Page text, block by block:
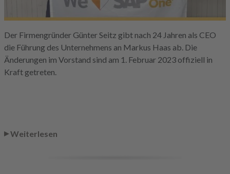
Der Firmengründer Günter Seitz gibt nach 24 Jahren als CEO
die Führung des Unternehmens an Markus Haas ab. Die
Änderungen im Vorstand sind am 1. Februar 2023 offiziell in
Kraft getreten.
Weiterlesen